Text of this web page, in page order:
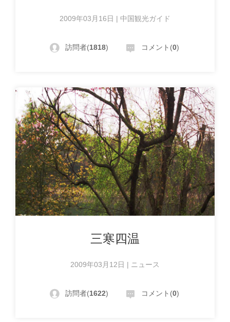
2009年03月16日 | 中国観光ガイド
訪問者(1818) コメント(0)
三寒四温
2009年03月12日 | ニュース
訪問者(1622) コメント(0)